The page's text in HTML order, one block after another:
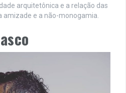
arquitetônica e a relação das
amizade e a não-monogamia.